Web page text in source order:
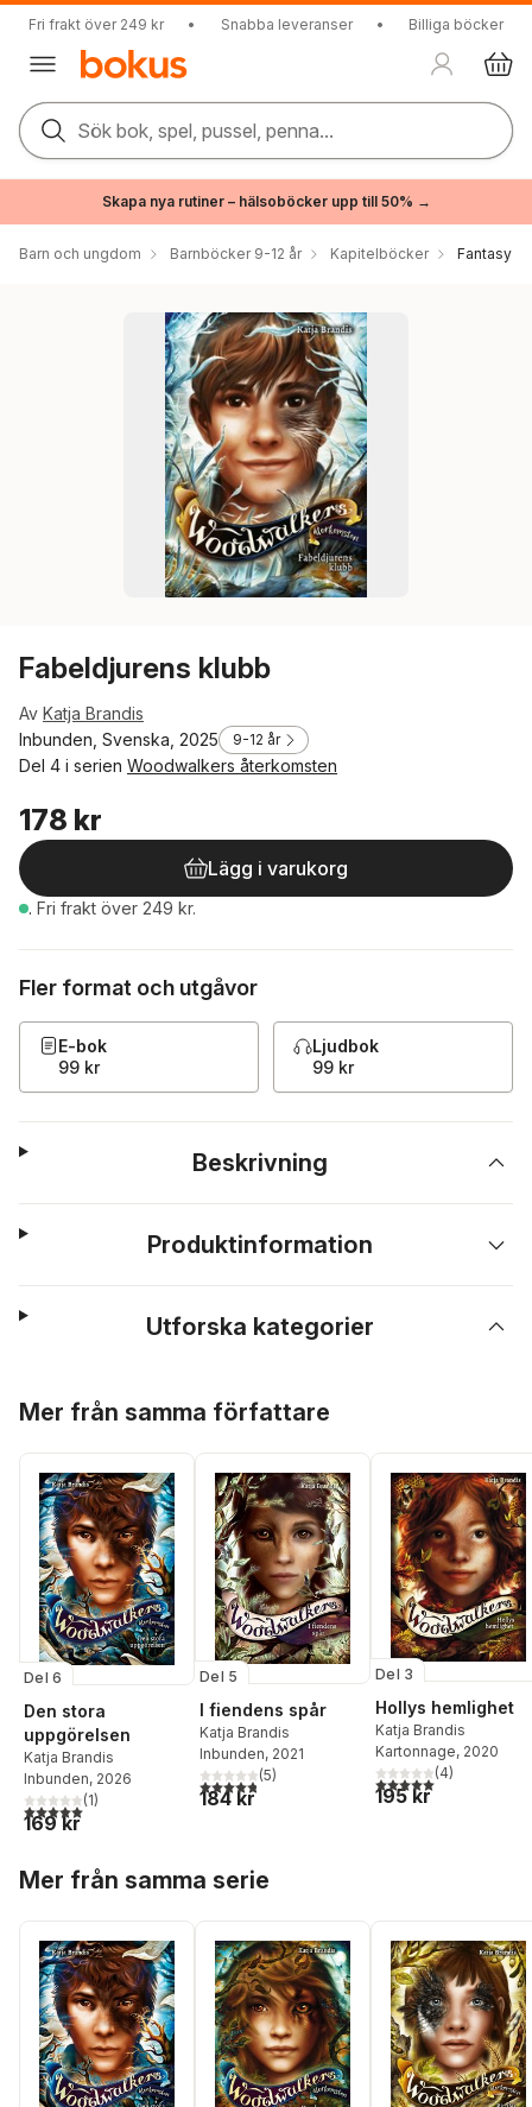
Fri frakt över 249 kr • Snabba leveranser • Billiga böcker
Sök bok, spel, pussel, penna...
Skapa nya rutiner – hälsoböcker upp till 50% →
Barn och ungdom Barnböcker 9-12 år Kapitelböcker Fantasy
Fabeldjurens klubb
Av Katja Brandis
Inbunden, Svenska, 2025
9-12 år
Del 4 i serien Woodwalkers återkomsten
178 kr
Lägg i varukorg
. Fri frakt över 249 kr.
Fler format och utgåvor
E-bok
99 kr
Ljudbok
99 kr
Beskrivning
Produktinformation
Utforska kategorier
Mer från samma författare
Del 6
Den stora
uppgörelsen
Katja Brandis
Inbunden, 2026
5,0utav 5 stjärnor. Totalt antal röster:
(1)
169 kr
Del 5
I fiendens spår
Katja Brandis
Inbunden, 2021
4,8utav 5 stjärnor. Totalt antal röster:
(5)
184 kr
Del 3
Hollys hemlighet
Katja Brandis
Kartonnage, 2020
5,0utav 5 stjärnor.
(4)
195 kr
Mer från samma serie